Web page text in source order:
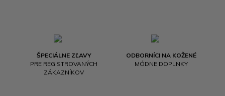
ŠPECIÁLNE ZĽAVY
PRE REGISTROVANÝCH
ZÁKAZNÍKOV
ODBORNÍCI NA KOŽENÉ
MÓDNE DOPLNKY